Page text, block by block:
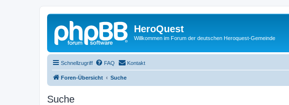
HeroQuest
Willkommen im Forum der deutschen Heroquest-Gemeinde
Schnellzugriff FAQ Kontakt
Foren-Übersicht Suche
Suche